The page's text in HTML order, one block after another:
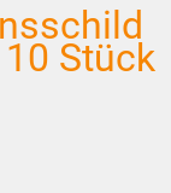
Stück